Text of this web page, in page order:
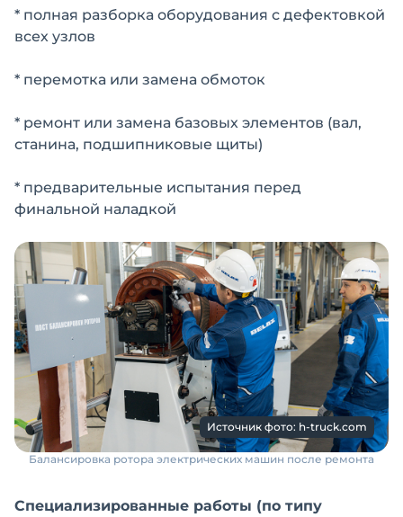
* полная разборка оборудования с дефектовкой
всех узлов
* перемотка или замена обмоток
* ремонт или замена базовых элементов (вал,
станина, подшипниковые щиты)
* предварительные испытания перед
финальной наладкой
Источник фото: h-truck.com
Балансировка ротора электрических машин после ремонта
Специализированные работы (по типу